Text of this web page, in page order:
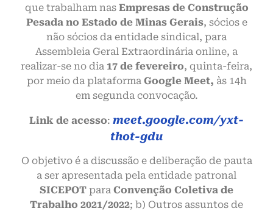
que trabalham nas Empresas de Construção
Pesada no Estado de Minas Gerais, sócios e
não sócios da entidade sindical, para
Assembleia Geral Extraordinária online, a
realizar-se no dia 17 de fevereiro, quinta-feira,
por meio da plataforma Google Meet, às 14h
em segunda convocação.
Link de acesso: meet.google.com/yxt-
thot-gdu
O objetivo é a discussão e deliberação de pauta
a ser apresentada pela entidade patronal
SICEPOT para Convenção Coletiva de
Trabalho 2021/2022; b) Outros assuntos de